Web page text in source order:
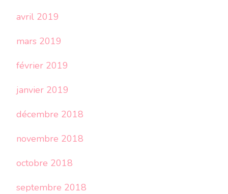
avril 2019
mars 2019
février 2019
janvier 2019
décembre 2018
novembre 2018
octobre 2018
septembre 2018